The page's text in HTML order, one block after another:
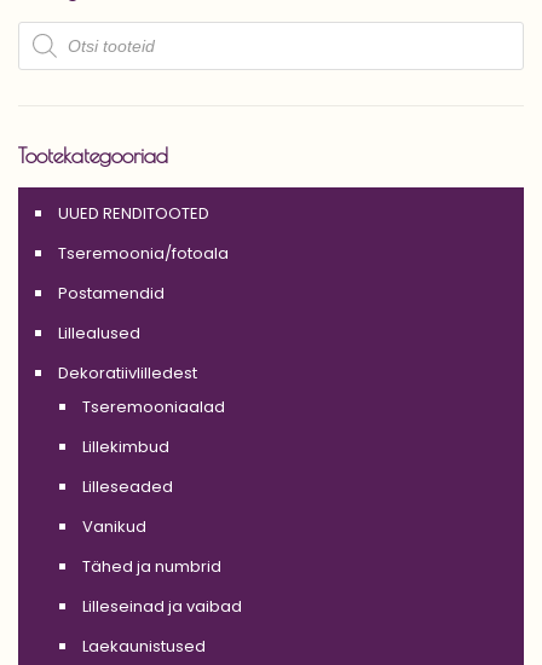
Products
search
Tootekategooriad
UUED RENDITOOTED
Tseremoonia/fotoala
Postamendid
Lillealused
Dekoratiivlilledest
Tseremooniaalad
Lillekimbud
Lilleseaded
Vanikud
Tähed ja numbrid
Lilleseinad ja vaibad
Laekaunistused